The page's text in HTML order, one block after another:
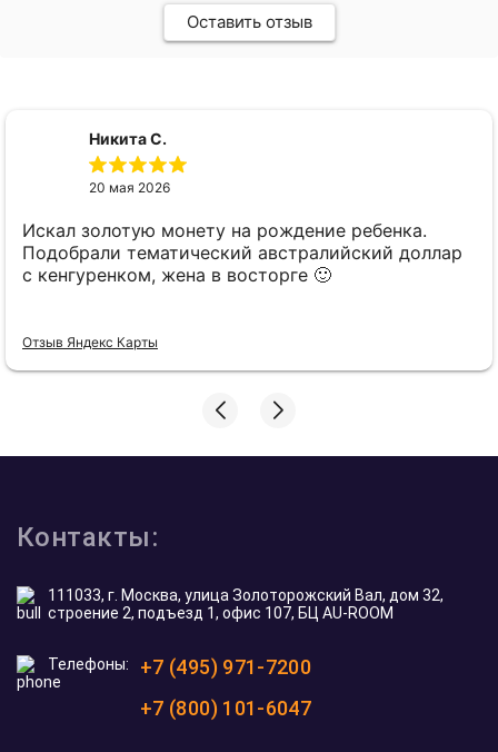
Оставить отзыв
Никита С.
20 мая 2026
Искал золотую монету на рождение ребенка.
Подобрали тематический австралийский доллар
с кенгуренком, жена в восторге 🙂
Отзыв Яндекс Карты
Контакты:
111033, г. Москва, улица Золоторожский Вал, дом 32,
строение 2, подъезд 1, офис 107, БЦ AU-ROOM
Телефоны:
+7 (495) 971-7200
+7 (800) 101-6047